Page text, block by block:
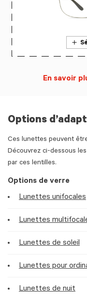
Options
Ces lunettes peuvent
Découvrez ci-dessous
par ces lentilles.
Options de verre
Lunettes unifocales
Lunettes
Lunettes de soleil
Lunettes pour
Lunettes de nuit
En savoir